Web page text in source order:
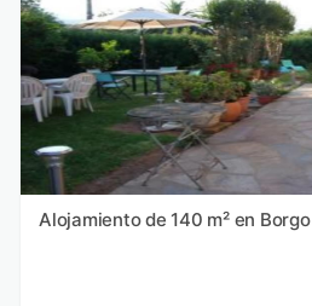
Alojamiento de 140 m² en Borgo